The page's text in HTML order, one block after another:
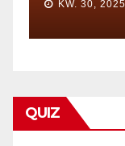
KW. 30, 2025
QUIZ